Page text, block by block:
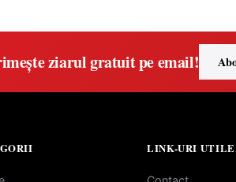
ziarul gratuit pe email!
LINK-URI UTILE